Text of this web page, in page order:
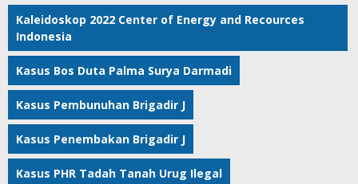
Kaleidoskop 2022 Center of Energy and Recources
Indonesia
Kasus Bos Duta Palma Surya Darmadi
Kasus Pembunuhan Brigadir J
Kasus Penembakan Brigadir J
Kasus PHR Tadah Tanah Urug Ilegal